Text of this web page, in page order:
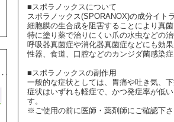
■スポラノックスについて
スポラノックス(SPORANOX)の成分イト
細胞膜の生合成を阻害することにより真菌
特に塗り薬で治りにくい爪の水虫などの治
呼吸器真菌症や消化器真菌症などにも効果
性器、食道、口腔などのカンジダ菌感染
■スポラノックスの副作用
一般的な症状としては、胃痛や吐き気、下
症状はいずれも軽症で、かつ発症率が低
す。
※ご使用の前に医師・薬剤師にご確認下さ